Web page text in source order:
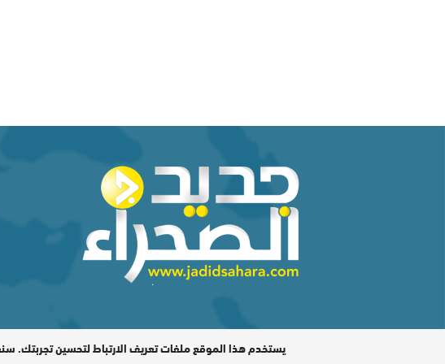
المدير المسؤول : اشكيريد مصطفى / جميع الحقوق محفوظة © 2026
يستخدم هذا الموقع ملفات تعريف الارتباط لتحسين